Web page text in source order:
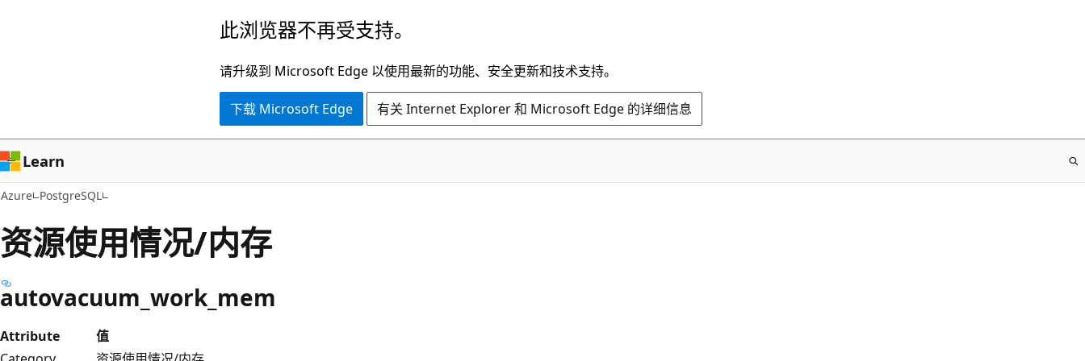
容
此浏览器不再受支持。
请升级到 Microsoft Edge 以使用最新的功能、安全更新和技术支持。
下载 Microsoft Edge 有关 Internet Explorer 和 Microsoft Edge 的详细信息
Learn
Azure PostgreSQL
资源使用情况/内存
autovacuum_work_mem
Attribute
值